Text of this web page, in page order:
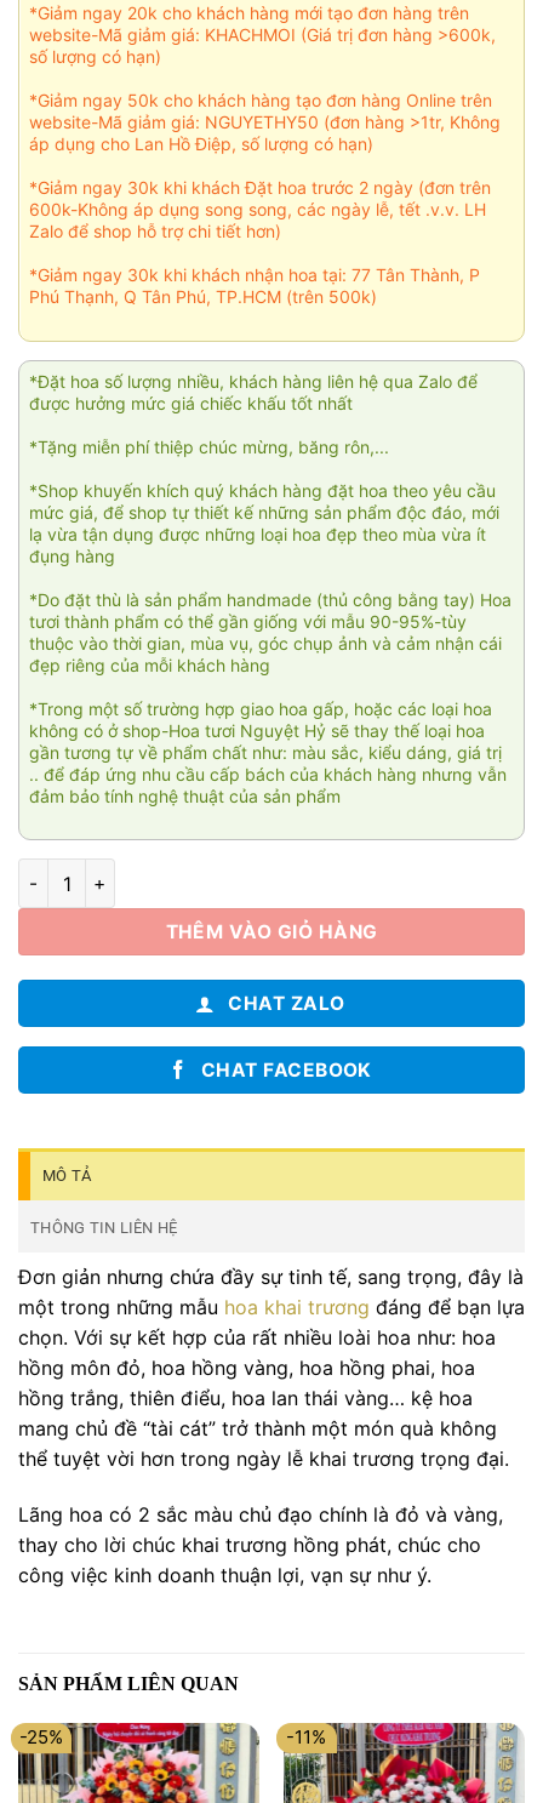
*Giảm ngay 20k cho khách hàng mới tạo đơn hàng trên
website-Mã giảm giá: KHACHMOI (Giá trị đơn hàng >600k,
số lượng có hạn)
*Giảm ngay 50k cho khách hàng tạo đơn hàng Online trên
website-Mã giảm giá: NGUYETHY50 (đơn hàng >1tr, Không
áp dụng cho Lan Hồ Điệp, số lượng có hạn)
*Giảm ngay 30k khi khách Đặt hoa trước 2 ngày (đơn trên
600k-Không áp dụng song song, các ngày lễ, tết .v.v. LH
Zalo để shop hỗ trợ chi tiết hơn)
*Giảm ngay 30k khi khách nhận hoa tại: 77 Tân Thành, P
Phú Thạnh, Q Tân Phú, TP.HCM (trên 500k)
*Đặt hoa số lượng nhiều, khách hàng liên hệ qua Zalo để
được hưởng mức giá chiếc khấu tốt nhất
*Tặng miễn phí thiệp chúc mừng, băng rôn,...
*Shop khuyến khích quý khách hàng đặt hoa theo yêu cầu
mức giá, để shop tự thiết kế những sản phẩm độc đáo, mới
lạ vừa tận dụng được những loại hoa đẹp theo mùa vừa ít
đụng hàng
*Do đặt thù là sản phẩm handmade (thủ công bằng tay) Hoa
tươi thành phẩm có thể gần giống với mẫu 90-95%-tùy
thuộc vào thời gian, mùa vụ, góc chụp ảnh và cảm nhận cái
đẹp riêng của mỗi khách hàng
*Trong một số trường hợp giao hoa gấp, hoặc các loại hoa
không có ở shop-Hoa tươi Nguyệt Hỷ sẽ thay thế loại hoa
gần tương tự về phẩm chất như: màu sắc, kiểu dáng, giá trị
.. để đáp ứng nhu cầu cấp bách của khách hàng nhưng vẫn
đảm bảo tính nghệ thuật của sản phẩm
Tài cát 4 số lượng
THÊM VÀO GIỎ HÀNG
CHAT ZALO
CHAT FACEBOOK
MÔ TẢ
THÔNG TIN LIÊN HỆ
Đơn giản nhưng chứa đầy sự tinh tế, sang trọng, đây là
một trong những mẫu hoa khai trương đáng để bạn lựa
chọn. Với sự kết hợp của rất nhiều loài hoa như: hoa
hồng môn đỏ, hoa hồng vàng, hoa hồng phai, hoa
hồng trắng, thiên điểu, hoa lan thái vàng… kệ hoa
mang chủ đề “tài cát” trở thành một món quà không
thể tuyệt vời hơn trong ngày lễ khai trương trọng đại.
Lãng hoa có 2 sắc màu chủ đạo chính là đỏ và vàng,
thay cho lời chúc khai trương hồng phát, chúc cho
công việc kinh doanh thuận lợi, vạn sự như ý.
SẢN PHẨM LIÊN QUAN
-25% -11%